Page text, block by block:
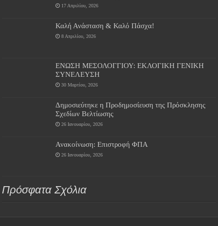
17 Απριλίου, 2026
Καλή Ανάσταση & Καλό Πάσχα!
8 Απριλίου, 2026
ΕΝΩΣΗ ΜΕΣΟΛΟΓΓΙΟΥ: ΕΚΛΟΓΙΚΗ ΓΕΝΙΚΗ
ΣΥΝΕΛΕΥΣΗ
30 Μαρτίου, 2026
Δημοσιεύτηκε η Προδημοσίευση της Πρόσκλησης
Σχεδίων Βελτίωσης
26 Ιανουαρίου, 2026
Ανακοίνωση: Επιστροφή ΦΠΑ
26 Ιανουαρίου, 2026
Πρόσφατα Σχόλια